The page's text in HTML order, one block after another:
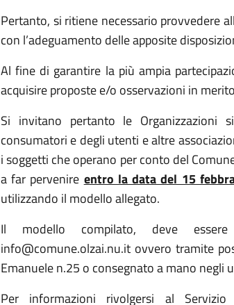
Pertanto, si ritiene necessario provvedere
con l’adeguamento delle apposite
Al fine di garantire la più ampia
acquisire proposte e/o osservazioni in
Si invitano pertanto le Organizzazioni
consumatori e degli utenti e altre
i soggetti che operano per conto del
a far pervenire entro la data del 15
utilizzando il modello allegato.
Il modello compilato, deve
info@comune.olzai.nu.it ovvero tramite
Emanuele n.25 o consegnato a mano negli
Per informazioni rivolgersi al